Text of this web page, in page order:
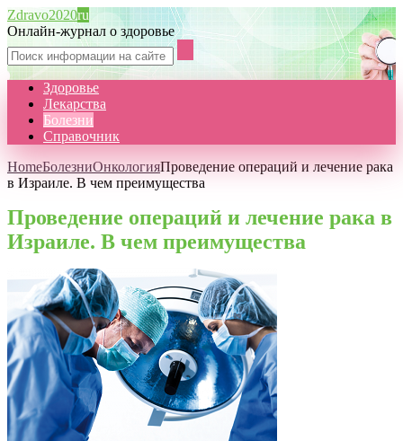
Zdravo2020ru
Онлайн-журнал о здоровье
Здоровье
Лекарства
Болезни
Справочник
HomeБолезниОнкологияПроведение операций и лечение рака
в Израиле. В чем преимущества
Проведение операций и лечение рака в
Израиле. В чем преимущества